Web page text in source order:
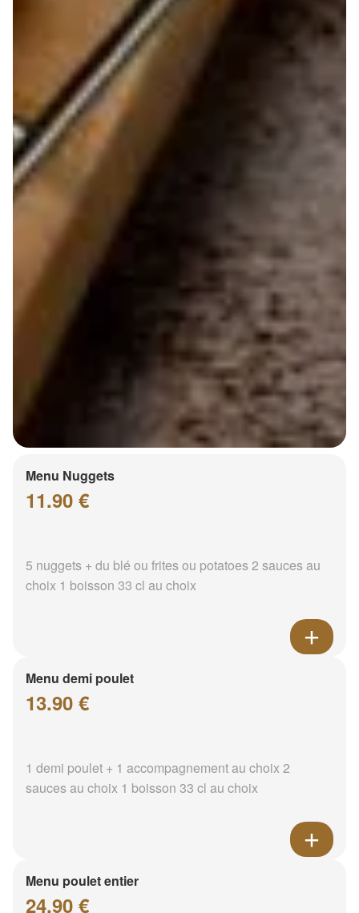
Menu Nuggets
11.90 €
5 nuggets + du blé ou frites ou potatoes 2 sauces au
choix 1 boisson 33 cl au choix
Menu demi poulet
13.90 €
1 demi poulet + 1 accompagnement au choix 2
sauces au choix 1 boisson 33 cl au choix
Menu poulet entier
24.90 €